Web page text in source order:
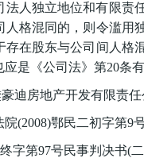
法人独立地位和有限责
人格混同的，则令滥
存在股东与公司间人
是《公司法》第20条
迪房地产开发有限责
(2008)鄂民二初字第9
字第97号民事判决书(